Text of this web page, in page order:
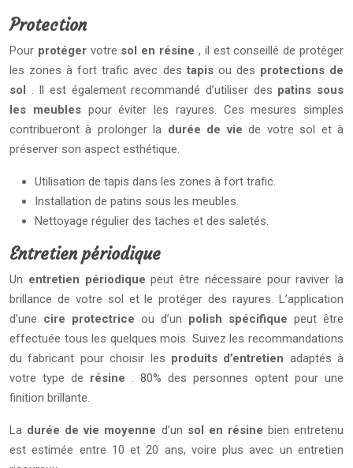
Protection
Pour protéger votre sol en résine , il est conseillé de protéger
les zones à fort trafic avec des tapis ou des protections de
sol . Il est également recommandé d’utiliser des patins sous
les meubles pour éviter les rayures. Ces mesures simples
contribueront à prolonger la durée de viede votre sol et à
préserver son aspect esthétique.
Utilisation de tapis dans les zones à fort trafic.
Installation de patins sous les meubles.
Nettoyage régulier des taches et des saletés.
Entretien périodique
Un entretien périodiquepeut être nécessaire pour raviver la
brillance de votre sol et le protéger des rayures. L’application
d’une cire protectrice ou d’un polish spécifique peut être
effectuée tous les quelques mois. Suivez les recommandations
du fabricant pour choisir les produits d’entretien adaptés à
votre type de résine . 80% des personnes optent pour une
finition brillante.
La durée de vie moyenne d’un sol en résine bien entretenu
est estimée entre 10 et 20 ans, voire plus avec un entretien